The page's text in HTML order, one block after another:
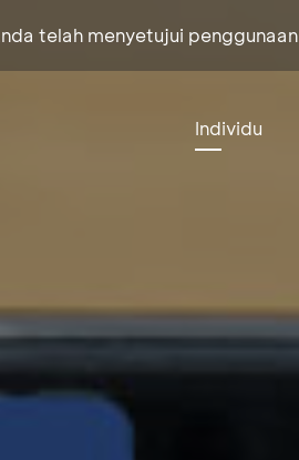
telah menyetujui penggunaan
Individu